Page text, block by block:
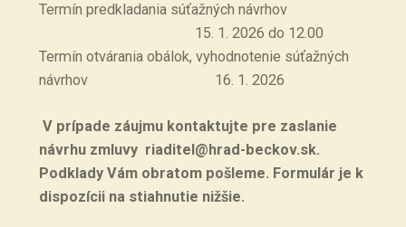
Termín predkladania súťažných návrhov
15. 1. 2026 do 12.00
Termín otvárania obálok, vyhodnotenie súťažných
návrhov 16. 1. 2026
V prípade záujmu kontaktujte pre zaslanie
návrhu zmluvy riaditel@hrad-beckov.sk.
Podklady Vám obratom pošleme. Formulár je k
dispozícii na stiahnutie nižšie.